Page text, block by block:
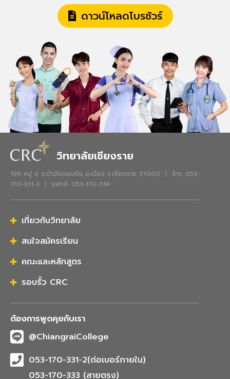
ดาวน์โหลดโบรชัวร์
วิทยาลัยเชียงราย
199 หมู่ 6 ต.ป่าอ้อดอนชัย อ.เมือง จ.เชียงราย 57000 | โทร: 053-
170-331-3 | แฟกซ์: 053-170-334
เกี่ยวกับวิทยาลัย
สนใจสมัครเรียน
คณะและหลักสูตร
รอบรั้ว CRC
ต้องการพูดคุยกับเรา
@ChiangraiCollege
053-170-331-2(ต่อเบอร์ภายใน)
053-170-333 (สายตรง)